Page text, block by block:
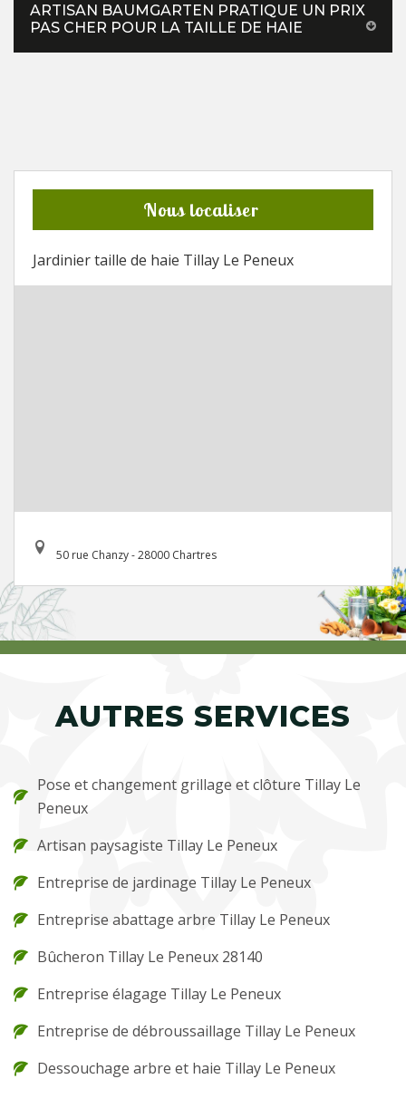
ARTISAN BAUMGARTEN PRATIQUE UN PRIX
PAS CHER POUR LA TAILLE DE HAIE
Nous localiser
Jardinier taille de haie Tillay Le Peneux
50 rue Chanzy - 28000 Chartres
AUTRES SERVICES
Pose et changement grillage et clôture Tillay Le
Peneux
Artisan paysagiste Tillay Le Peneux
Entreprise de jardinage Tillay Le Peneux
Entreprise abattage arbre Tillay Le Peneux
Bûcheron Tillay Le Peneux 28140
Entreprise élagage Tillay Le Peneux
Entreprise de débroussaillage Tillay Le Peneux
Dessouchage arbre et haie Tillay Le Peneux